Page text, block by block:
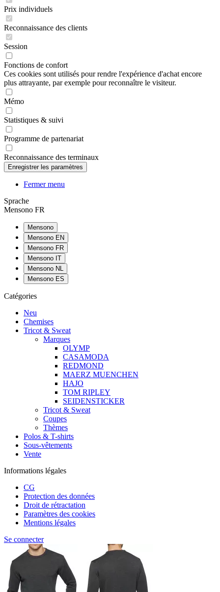
Prix individuels
Reconnaissance des clients
Session
Fonctions de confort
Ces cookies sont utilisés pour rendre l'expérience d'achat encore
plus attrayante, par exemple pour reconnaître le visiteur.
Mémo
Statistiques & suivi
Programme de partenariat
Reconnaissance des terminaux
Fermer menu
Sprache
Mensono FR
Mensono
Mensono EN
Mensono FR
Mensono IT
Mensono NL
Mensono ES
Catégories
Neu
Chemises
Tricot & Sweat
Marques
OLYMP
CASAMODA
REDMOND
MAERZ MUENCHEN
HAJO
TOM RIPLEY
SEIDENSTICKER
Tricot & Sweat
Coupes
Thèmes
Polos & T-shirts
Sous-vêtements
Vente
Informations légales
CG
Protection des données
Droit de rétractation
Paramètres des cookies
Mentions légales
Se connecter